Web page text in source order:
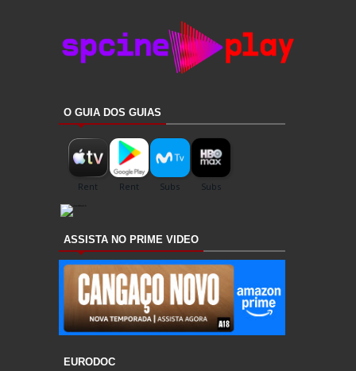
O GUIA DOS GUIAS
ASSISTA NO PRIME VIDEO
EURODOC